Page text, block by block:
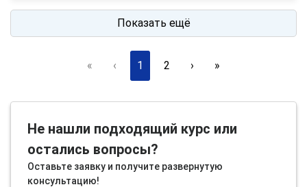
Показать ещё
« ‹ 1 2 › »
Не нашли подходящий курс или
остались вопросы?
Оставьте заявку и получите развернутую
консультацию!